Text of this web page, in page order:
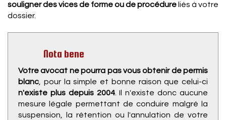
souligner des vices de forme ou de procédure liés à votre
dossier.
Nota bene
Votre avocat ne pourra pas vous obtenir de permis
blanc , pour la simple et bonne raison que celui-ci
n'existe plus depuis 2004. Il n'existe donc aucune
mesure légale permettant de conduire malgré la
suspension, la rétention ou l'annulation de votre